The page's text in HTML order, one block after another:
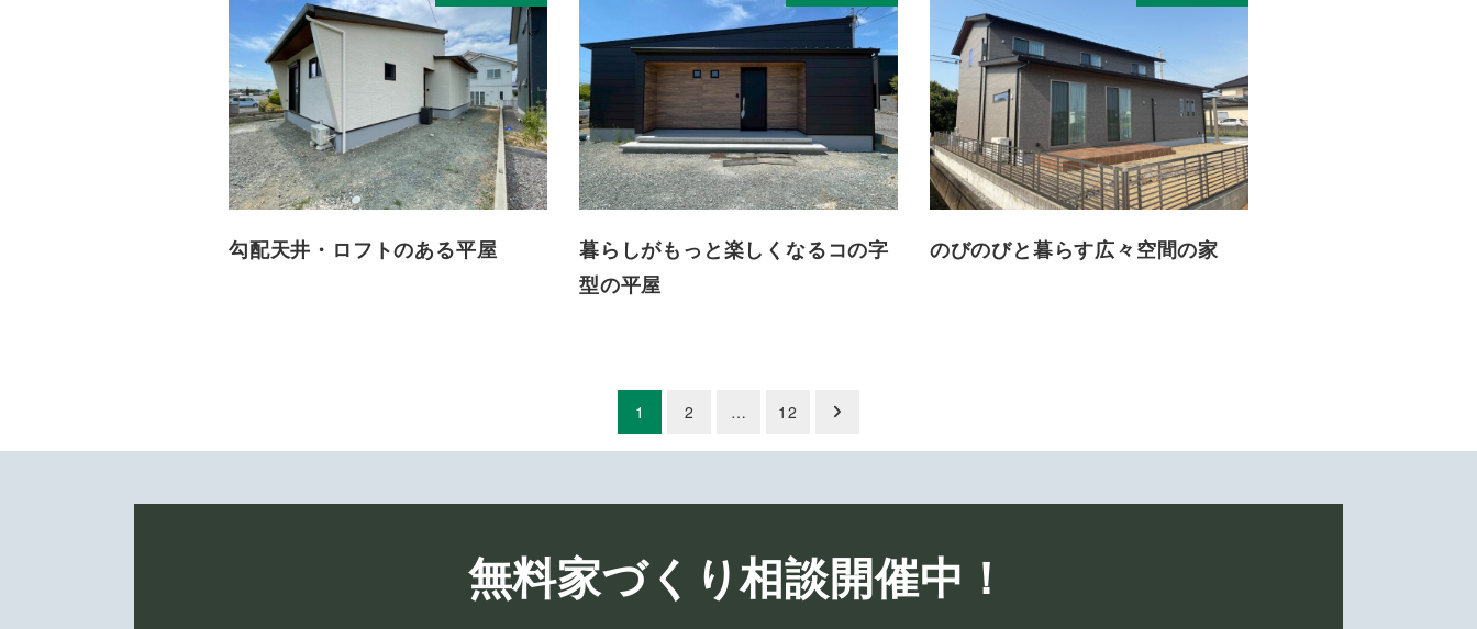
勾配天井・ロフトのある平屋
暮らしがもっと楽しくなるコの字
型の平屋
のびのびと暮らす広々空間の家
稿
1 2 … 12
無料家づくり相談開催中！